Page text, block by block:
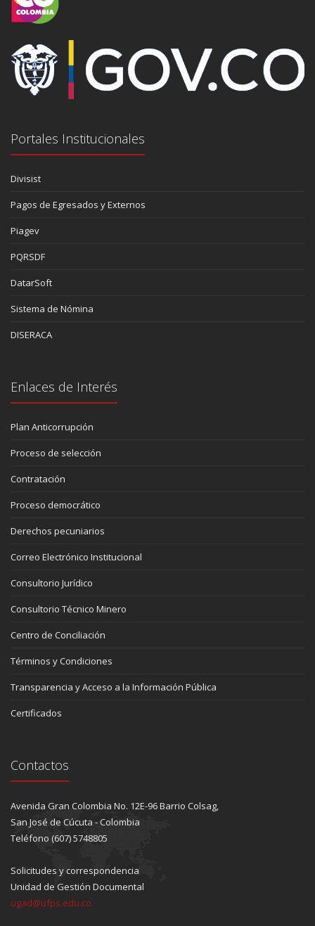
Portales Institucionales
Divisist
Pagos de Egresados y Externos
Piagev
PQRSDF
DatarSoft
Sistema de Nómina
DISERACA
Enlaces de Interés
Plan Anticorrupción
Proceso de selección
Contratación
Proceso democrático
Derechos pecuniarios
Correo Electrónico Institucional
Consultorio Jurídico
Consultorio Técnico Minero
Centro de Conciliación
Términos y Condiciones
Transparencia y Acceso a la Información Pública
Certificados
Contactos
Avenida Gran Colombia No. 12E-96 Barrio Colsag,
San José de Cúcuta - Colombia
Teléfono (607) 5748805
Solicitudes y correspondencia
Unidad de Gestión Documental
ugad@ufps.edu.co